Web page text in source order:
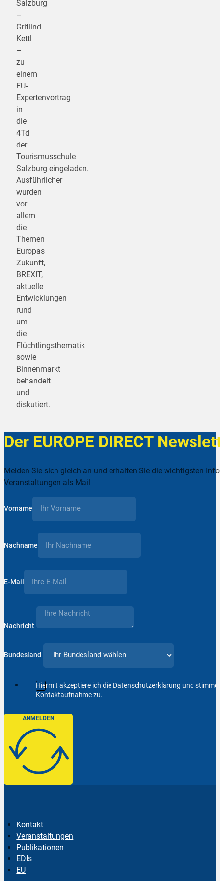
Salzburg
–
Gritlind
Kettl
–
zu
einem
EU-
Expertenvortrag
in
die
4Td
der
Tourismusschule
Salzburg eingeladen.
Ausführlicher
wurden
vor
allem
die
Themen
Europas
Zukunft,
BREXIT,
aktuelle
Entwicklungen
rund
um
die
Flüchtlingsthematik
sowie
Binnenmarkt
behandelt
und
diskutiert.
Der EUROPE DIRECT
Melden Sie sich gleich an und erhalten Sie die wichtigsten
Veranstaltungen als Mail
Vorname
Nachname
E-Mail
Nachricht
Bundesland
Hiermit akzeptiere ich die Datenschutzerklärung und
Kontaktaufnahme zu.
ANMELDEN
Kontakt
Veranstaltungen
Publikationen
EDIs
EU